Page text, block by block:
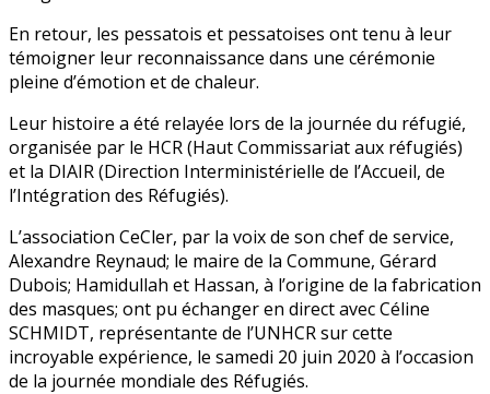
En retour, les pessatois et pessatoises ont tenu à leur
témoigner leur reconnaissance dans une cérémonie
pleine d’émotion et de chaleur.
Leur histoire a été relayée lors de la journée du réfugié,
organisée par le HCR (Haut Commissariat aux réfugiés)
et la DIAIR (Direction Interministérielle de l’Accueil, de
l’Intégration des Réfugiés).
L’association CeCler, par la voix de son chef de service,
Alexandre Reynaud; le maire de la Commune, Gérard
Dubois; Hamidullah et Hassan, à l’origine de la fabrication
des masques; ont pu échanger en direct avec Céline
SCHMIDT, représentante de l’UNHCR sur cette
incroyable expérience, le samedi 20 juin 2020 à l’occasion
de la journée mondiale des Réfugiés.